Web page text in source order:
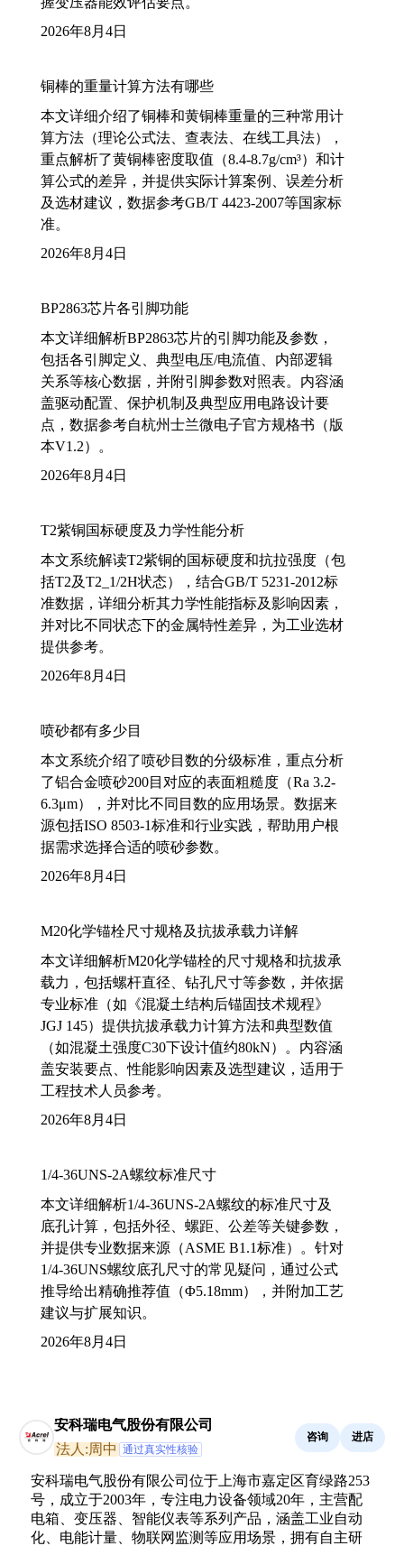
2026年8月4日
铜棒的重量计算方法有哪些
本文详细介绍了铜棒和黄铜棒重量的三种常用计
算方法（理论公式法、查表法、在线工具法），
重点解析了黄铜棒密度取值（8.4-8.7g/cm³）和计
算公式的差异，并提供实际计算案例、误差分析
及选材建议，数据参考GB/T 4423-2007等国家标
准。
2026年8月4日
BP2863芯片各引脚功能
本文详细解析BP2863芯片的引脚功能及参数，
包括各引脚定义、典型电压/电流值、内部逻辑
关系等核心数据，并附引脚参数对照表。内容涵
盖驱动配置、保护机制及典型应用电路设计要
点，数据参考自杭州士兰微电子官方规格书（版
本V1.2）。
2026年8月4日
T2紫铜国标硬度及力学性能分析
本文系统解读T2紫铜的国标硬度和抗拉强度（包
括T2及T2_1/2H状态），结合GB/T 5231-2012标
准数据，详细分析其力学性能指标及影响因素，
并对比不同状态下的金属特性差异，为工业选材
提供参考。
2026年8月4日
喷砂都有多少目
本文系统介绍了喷砂目数的分级标准，重点分析
了铝合金喷砂200目对应的表面粗糙度（Ra 3.2-
6.3μm），并对比不同目数的应用场景。数据来
源包括ISO 8503-1标准和行业实践，帮助用户根
据需求选择合适的喷砂参数。
2026年8月4日
M20化学锚栓尺寸规格及抗拔承载力详解
本文详细解析M20化学锚栓的尺寸规格和抗拔承
载力，包括螺杆直径、钻孔尺寸等参数，并依据
专业标准（如《混凝土结构后锚固技术规程》
JGJ 145）提供抗拔承载力计算方法和典型数值
（如混凝土强度C30下设计值约80kN）。内容涵
盖安装要点、性能影响因素及选型建议，适用于
工程技术人员参考。
2026年8月4日
1/4-36UNS-2A螺纹标准尺寸
本文详细解析1/4-36UNS-2A螺纹的标准尺寸及
底孔计算，包括外径、螺距、公差等关键参数，
并提供专业数据来源（ASME B1.1标准）。针对
1/4-36UNS螺纹底孔尺寸的常见疑问，通过公式
推导给出精确推荐值（Φ5.18mm），并附加工艺
建议与扩展知识。
2026年8月4日
安科瑞电气股份有限公司
法人:周中 通过真实性核验
咨询 进店
安科瑞电气股份有限公司位于上海市嘉定区育绿路253
号，成立于2003年，专注电力设备领域20年，主营配
电箱、变压器、智能仪表等系列产品，涵盖工业自动
化、电能计量、物联网监测等应用场景，拥有自主研